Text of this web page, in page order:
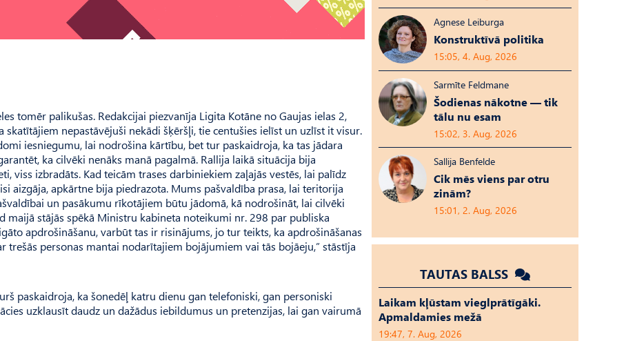
tomēr palikušas. Redakcijai piezvanīja Ligita Kotāne no Gaujas ielas 2,
skatītājiem nepastāvējuši nekādi šķēršļi, tie centušies ielīst un uzlīst it visur.
iesniegumu, lai nodrošina kārtību, bet tur paskaidroja, ka tas jādara
ka cilvēki nenāks manā pagalmā. Rallija laikā situācija bija
viss izbradāts. Kad teicām trases darbiniekiem zaļajās vestēs, lai palīdz
aizgāja, apkārtne bija piedrazota. Mums pašvaldība prasa, lai teritorija
un pasākumu rīkotājiem būtu jādomā, kā nodrošināt, lai cilvēki
stājās spēkā Ministru kabineta noteikumi nr. 298 par publiska
apdrošināšanu, varbūt tas ir risinājums, jo tur teikts, ka apdrošināšanas
trešās personas mantai nodarītajiem bojājumiem vai tās bojāeju,” stāstīja
paskaidroja, ka šonedēļ katru dienu gan telefoniski, gan personiski
uzklausīt daudz un dažādus iebildumus un pretenzijas, lai gan vairumā
Agnese Leiburga
Konstruktīvā politika
15:05, 4. Aug, 2026
Sarmīte Feldmane
Šodienas nākotne — tik
tālu nu esam
15:02, 3. Aug, 2026
Sallija Benfelde
Cik mēs viens par otru
zinām?
15:01, 2. Aug, 2026
TAUTAS BALSS
Laikam kļūstam vieglprātīgāki.
Apmaldamies mežā
19:47, 7. Aug, 2026